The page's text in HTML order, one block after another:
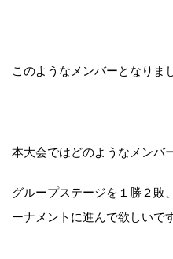
このようなメンバーとなりま
本大会ではどのようなメンバ
グループステージを１勝２敗
ーナメントに進んで欲しいで